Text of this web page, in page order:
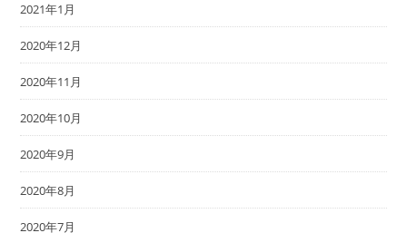
2021年1月
2020年12月
2020年11月
2020年10月
2020年9月
2020年8月
2020年7月